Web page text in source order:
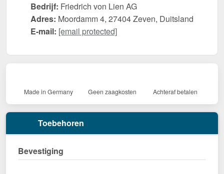
Bedrijf: Friedrich von Lien AG
Adres: Moordamm 4, 27404 Zeven, Duitsland
E-mail: [email protected]
Made in Germany Geen zaagkosten Achteraf betalen
Toebehoren
Bevestiging